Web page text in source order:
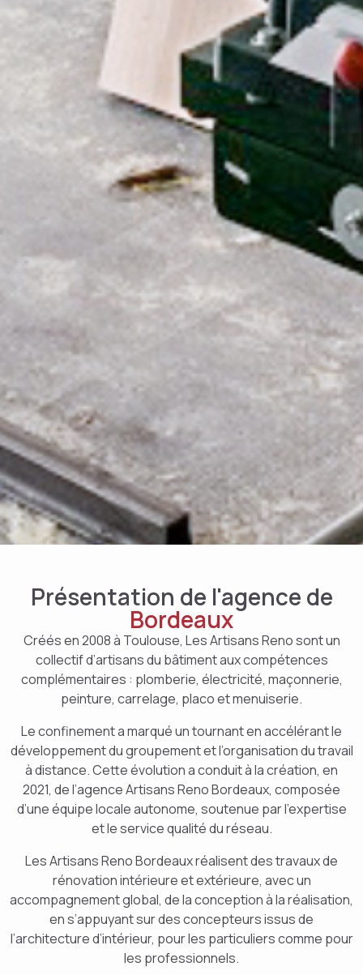
Présentation de l'agence de
Bordeaux
Créés en 2008 à Toulouse, Les Artisans Reno sont un
collectif d’artisans du bâtiment aux compétences
complémentaires : plomberie, électricité, maçonnerie,
peinture, carrelage, placo et menuiserie.
Le confinement a marqué un tournant en accélérant le
développement du groupement et l’organisation du travail
à distance. Cette évolution a conduit à la création, en
2021, de l’agence Artisans Reno Bordeaux, composée
d’une équipe locale autonome, soutenue par l’expertise
et le service qualité du réseau.
Les Artisans Reno Bordeaux réalisent des travaux de
rénovation intérieure et extérieure, avec un
accompagnement global, de la conception à la réalisation,
en s’appuyant sur des concepteurs issus de
l’architecture d’intérieur, pour les particuliers comme pour
les professionnels.